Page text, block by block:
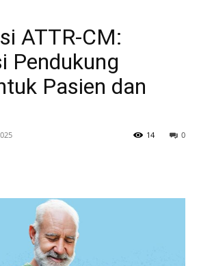
ATTR-CM:
Pendukung
Pasien dan
0
14